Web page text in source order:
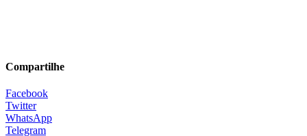
Compartilhe
Facebook
Twitter
WhatsApp
Telegram